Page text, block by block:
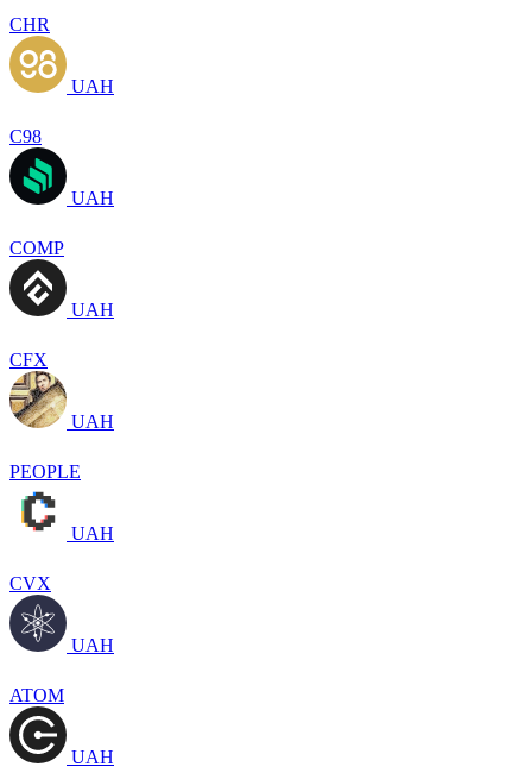
CHR
UAH
C98
UAH
COMP
UAH
CFX
UAH
PEOPLE
UAH
CVX
UAH
ATOM
UAH